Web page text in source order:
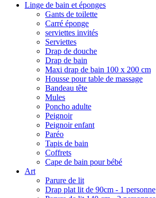
Linge de bain et éponges
Gants de toilette
Carré éponge
serviettes invités
Serviettes
Drap de douche
Drap de bain
Maxi drap de bain 100 x 200 cm
Housse pour table de massage
Bandeau tête
Mules
Poncho adulte
Peignoir
Peignoir enfant
Paréo
Tapis de bain
Coffrets
Cape de bain pour bébé
Art
Parure de lit
Drap plat lit de 90cm - 1 personne